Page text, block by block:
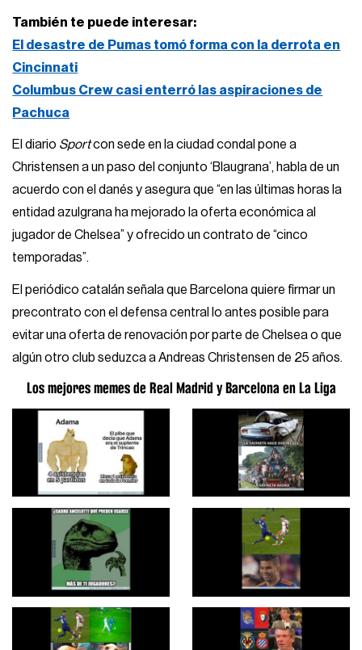
También te puede interesar:
El desastre de Pumas tomó forma con la derrota en
Cincinnati
Columbus Crew casi enterró las aspiraciones de
Pachuca
El diario Sportcon sede en la ciudad condal pone a
Christensen a un paso del conjunto ‘Blaugrana’, habla de un
acuerdo con el danés y asegura que “en las últimas horas la
entidad azulgrana ha mejorado la oferta económica al
jugador de Chelsea” y ofrecido un contrato de “cinco
temporadas”.
El periódico catalán señala que Barcelona quiere firmar un
precontrato con el defensa central lo antes posible para
evitar una oferta de renovación por parte de Chelsea o que
algún otro club seduzca a Andreas Christensen de 25 años.
Los mejores memes de Real Madrid y Barcelona en La Liga